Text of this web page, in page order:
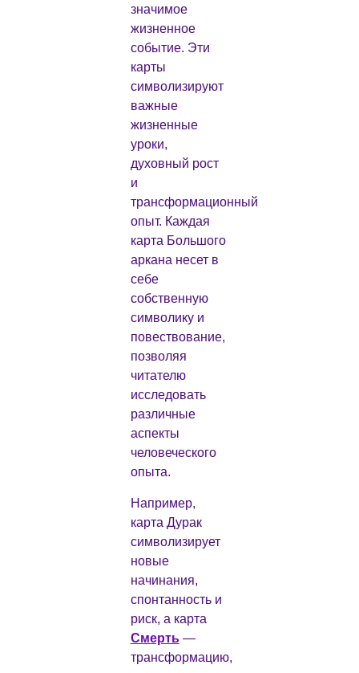
значимое
жизненное
событие. Эти
карты
символизируют
важные
жизненные
уроки,
духовный рост
и
трансформационный
опыт. Каждая
карта Большого
аркана несет в
себе
собственную
символику и
повествование,
позволяя
читателю
исследовать
различные
аспекты
человеческого
опыта.
Например,
карта Дурак
символизирует
новые
начинания,
спонтанность и
риск, а карта
Смерть—
трансформацию,